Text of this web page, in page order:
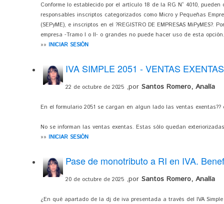
Conforme lo establecido por el artículo 18 de la RG N° 4010,
responsables inscriptos categorizados como Micro y Pequeñas
(SEPyME), e inscriptos en el ?REGISTRO DE EMPRESAS
empresa -Tramo I o II- o grandes no puede hacer uso de esta
»» INICIAR SESIÓN
IVA SIMPLE 2051 - VENTAS EXENTAS
22 de octubre de 2025 ,por Santos Romero, Analía
En el formulario 2051 se cargan en algun lado las ventas
No se informan las ventas exentas. Estas sólo quedan
»» INICIAR SESIÓN
Pase de monotributo a RI en IVA.
20 de octubre de 2025 ,por Santos Romero, Analía
¿En qué apartado de la dj de iva presentada a través del IVA